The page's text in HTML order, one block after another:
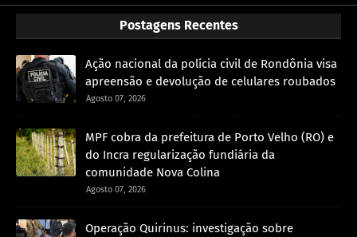
Postagens Recentes
Ação nacional da polícia civil de Rondônia visa
apreensão e devolução de celulares roubados
Agosto 07, 2026
MPF cobra da prefeitura de Porto Velho (RO) e
do Incra regularização fundiária da
comunidade Nova Colina
Agosto 07, 2026
Operação Quirinus: investigação sobre